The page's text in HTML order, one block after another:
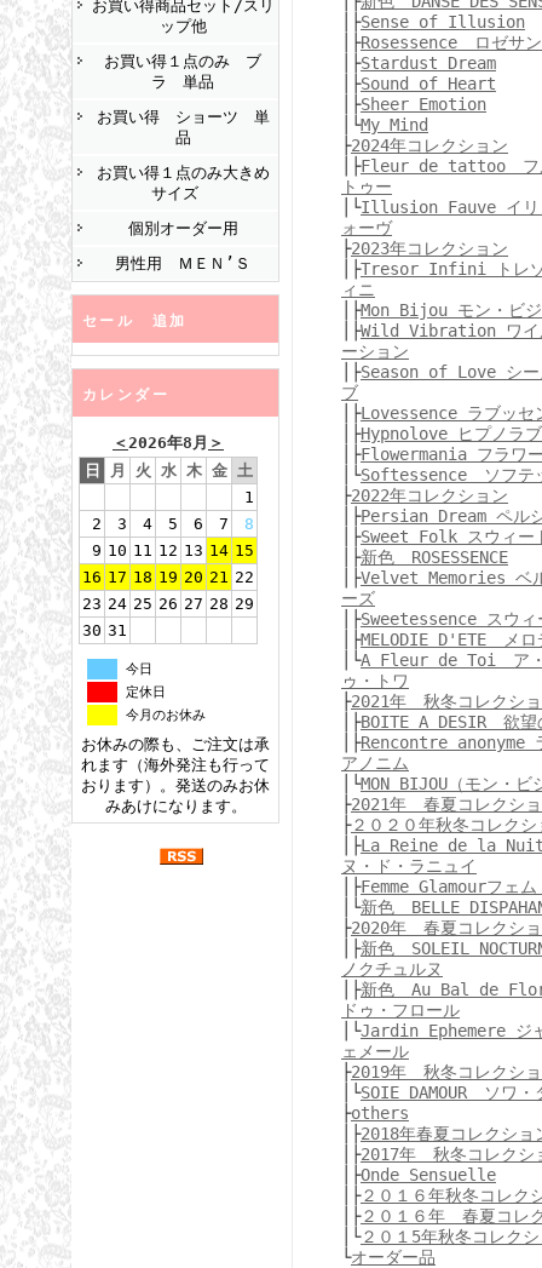
お買い得商品セット/スリ
ップ他
お買い得１点のみ ブ
ラ 単品
お買い得 ショーツ 単
品
お買い得１点のみ大きめ
サイズ
個別オーダー用
男性用 ＭＥＮ’Ｓ
セール 追加
カレンダー
＜2026年8月 ＞
日
月 火 水 木 金 土
1
2
3 4 5 6 7
8
9 10 11 12 13 14 15
16 17 18 19 20 21 22
23 24 25 26 27 28 29
30 31
今日
定休日
今月のお休み
お休みの際も、ご注文は承
れます（海外発注も行って
おります）。発送のみお休
みあけになります。
│├Sense of Illusion
│├Rosessence ロゼサ
│├Stardust Dream
│├Sound of Heart
│├Sheer Emotion
│└My Mind
├2024年コレクション
│├Fleur de tattoo フ
トゥー
│└Illusion Fauve イリ
ォーヴ
├2023年コレクション
│├Tresor Infini トレゾ
ィニ
│├Mon Bijou モン・ビ
│├Wild Vibration ワイ
ーション
│├Season of Love シー
ブ
│├Lovessence ラブッセ
│├Hypnolove ヒプノラブ
│├Flowermania フラワ
│└Softessence ソフテ
├2022年コレクション
│├Persian Dream ペル
│├Sweet Folk スウィー
│├新色 ROSESSENCE
│├Velvet Memories ベ
ーズ
│├Sweetessence スウィ
│├MELODIE D'ETE メロ
│└A Fleur de Toi ア・
ゥ・トワ
├2021年 秋冬コレクシ
│├BOITE A DESIR 欲望
│├Rencontre anonyme
アノニム
│└MON BIJOU（モン・ビ
├2021年 春夏コレクシ
├２０２０年秋冬コレクシ
│├La Reine de la
ヌ・ド・ラニュイ
│├Femme Glamourフェ
│└新色 BELLE
├2020年 春夏コレクシ
│├新色 SOLEIL
ノクチュルヌ
│├新色 Au Bal de
ドゥ・フロール
│└Jardin Ephemere ジ
ェメール
├2019年 秋冬コレクシ
│└SOIE DAMOUR ソワ・
├others
│├2018年春夏コレクショ
│├2017年 秋冬コレクシ
│├Onde Sensuelle
│├２０１６年秋冬コレク
│├２０１６年 春夏コレ
│└２０１5年秋冬コレク
└オーダー品